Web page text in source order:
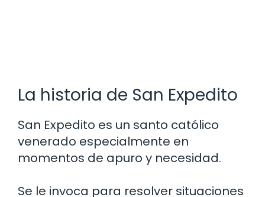
La historia de San Expedito
San Expedito es un santo católico
venerado especialmente en
momentos de apuro y necesidad.
Se le invoca para resolver situaciones